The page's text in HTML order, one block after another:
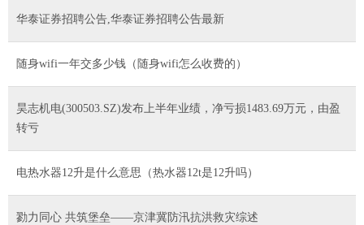
华泰证券招聘公告,华泰证券招聘公告最新
随身wifi一年交多少钱（随身wifi怎么收费的）
昊志机电(300503.SZ)发布上半年业绩，净亏损1483.69万元，由盈
转亏
电热水器12升是什么意思（热水器12t是12升吗）
勠力同心 共筑堡垒——京津冀防汛抗洪救灾综述